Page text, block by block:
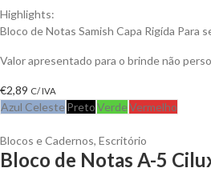
Highlights:
Bloco de Notas Samish Capa Rigída Para
Valor apresentado para o brinde não
€2,89 C/ IVA
Azul Celeste PretoVerdeVermelho
Blocos e Cadernos, Escritório
Bloco de Notas A-5